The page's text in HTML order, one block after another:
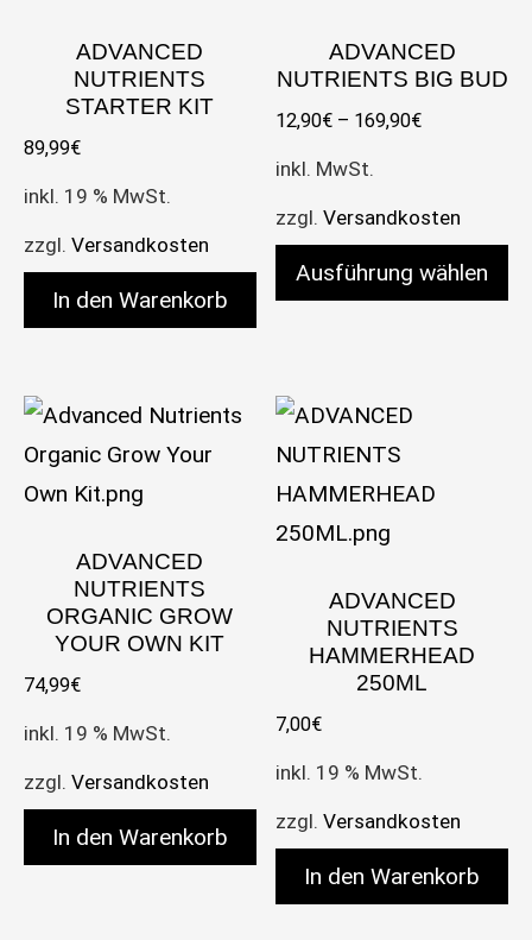
ADVANCED
NUTRIENTS
STARTER KIT
89,99€
inkl. 19 % MwSt.
zzgl. Versandkosten
In den Warenkorb
ADVANCED
NUTRIENTS BIG BUD
12,90€ – 169,90€
inkl. MwSt.
zzgl.Versandkosten
Ausführung wählen
ADVANCED
NUTRIENTS
ORGANIC GROW
YOUR OWN KIT
74,99€
inkl. 19 % MwSt.
zzgl. Versandkosten
In den Warenkorb
ADVANCED
NUTRIENTS
HAMMERHEAD
250ML
7,00€
inkl. 19 % MwSt.
zzgl.Versandkosten
In den Warenkorb